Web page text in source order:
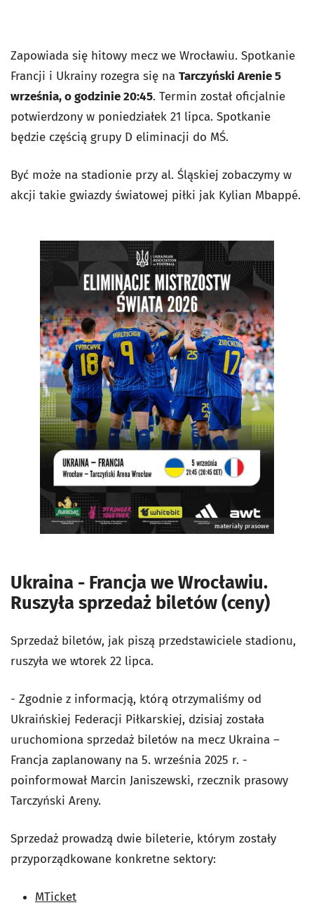
Zapowiada się hitowy mecz we Wrocławiu. Spotkanie
Francji i Ukrainy rozegra się na Tarczyński Arenie 5
września, o godzinie 20:45. Termin został oficjalnie
potwierdzony w poniedziałek 21 lipca. Spotkanie
będzie częścią grupy D eliminacji do MŚ.
Być może na stadionie przy al. Śląskiej zobaczymy w
akcji takie gwiazdy światowej piłki jak Kylian Mbappé.
materiały prasowe
Ukraina - Francja we Wrocławiu.
Ruszyła sprzedaż biletów (ceny)
Sprzedaż biletów, jak piszą przedstawiciele stadionu,
ruszyła we wtorek 22 lipca.
- Zgodnie z informacją, którą otrzymaliśmy od
Ukraińskiej Federacji Piłkarskiej, dzisiaj została
uruchomiona sprzedaż biletów na mecz Ukraina –
Francja zaplanowany na 5. września 2025 r. -
poinformował Marcin Janiszewski, rzecznik prasowy
Tarczyński Areny.
Sprzedaż prowadzą dwie bileterie, którym zostały
przyporządkowane konkretne sektory:
MTicket